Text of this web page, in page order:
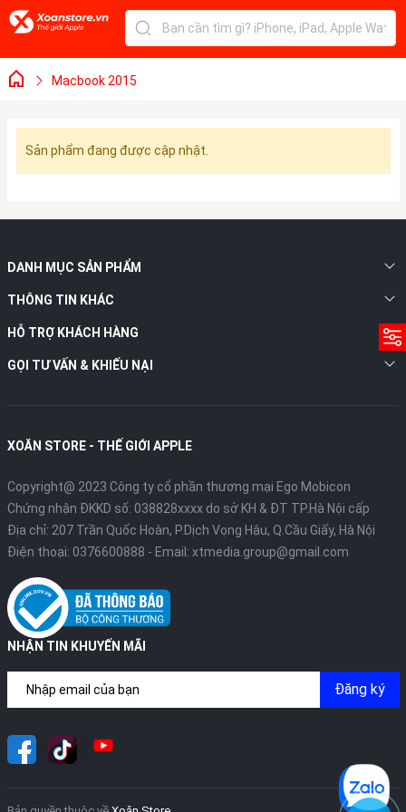
Macbook 2015
Sản phẩm đang được cập nhật.
DANH MỤC SẢN PHẨM
THÔNG TIN KHÁC
HỖ TRỢ KHÁCH HÀNG
GỌI TƯ VẤN & KHIẾU NẠI
XOĂN STORE - THẾ GIỚI APPLE
Copyright@ 2023 Công ty cổ phần thương mại Ego Mobicon
Chứng nhận ĐKKD số: 038828xxxx do sở KH & ĐT TP.Hà Nội cấp
Địa chỉ: 207 Trần Quốc Hoàn, P.Dịch Vọng Hậu, Q.Cầu Giấy, Hà Nội
Điện thoại: 0376600888 - Email: xtmedia.group@gmail.com
NHẬN TIN KHUYẾN MÃI
Đăng ký